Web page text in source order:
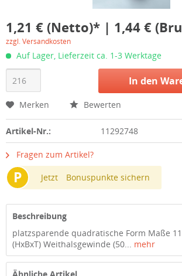
1,21 € (Netto)* | 1,44 €
zzgl. Versandkosten
Auf Lager, Lieferzeit ca. 1-3 Werktage
In den
Merken Bewerten
Artikel-Nr.: 11292748
Fragen zum Artikel?
P Jetzt Bonuspunkte sichern
Beschreibung
platzsparende quadratische Form Maße
(HxBxT) Weithalsgewinde (50... mehr